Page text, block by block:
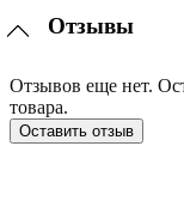
Отзывы
Отзывов еще нет.
товара.
Оставить отзыв